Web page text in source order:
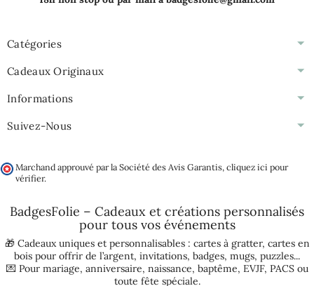
Catégories
Cadeaux Originaux
Informations
Suivez-Nous
Marchand approuvé par la Société des Avis Garantis, cliquez ici pour
vérifier.
BadgesFolie – Cadeaux et créations personnalisés
pour tous vos événements
🎁 Cadeaux uniques et personnalisables : cartes à gratter, cartes en
bois pour offrir de l’argent, invitations, badges, mugs, puzzles...
💌 Pour mariage, anniversaire, naissance, baptême, EVJF, PACSou
toute fête spéciale.